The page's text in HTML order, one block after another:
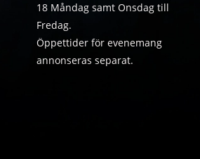
18 Måndag samt Onsdag till
Fredag.
Öppettider för evenemang
annonseras separat.